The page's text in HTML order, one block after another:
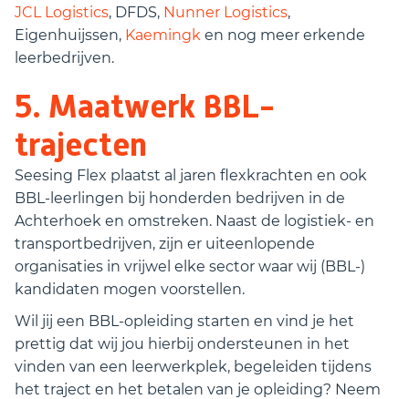
JCL Logistics, DFDS, Nunner Logistics,
Eigenhuijssen, Kaemingk en nog meer erkende
leerbedrijven.
5. Maatwerk BBL-
trajecten
Seesing Flex plaatst al jaren flexkrachten en ook
BBL-leerlingen bij honderden bedrijven in de
Achterhoek en omstreken. Naast de logistiek- en
transportbedrijven, zijn er uiteenlopende
organisaties in vrijwel elke sector waar wij (BBL-)
kandidaten mogen voorstellen.
Wil jij een BBL-opleiding starten en vind je het
prettig dat wij jou hierbij ondersteunen in het
vinden van een leerwerkplek, begeleiden tijdens
het traject en het betalen van je opleiding? Neem